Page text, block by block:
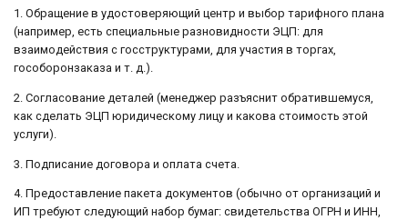
1. Обращение в удостоверяющий центр и выбор тарифного плана
(например, есть специальные разновидности ЭЦП: для
взаимодействия с госструктурами, для участия в торгах,
гособоронзаказа и т. д.).
2. Согласование деталей (менеджер разъяснит обратившемуся,
как сделать ЭЦП юридическому лицу и какова стоимость этой
услуги).
3. Подписание договора и оплата счета.
4. Предоставление пакета документов (обычно от организаций и
ИП требуют следующий набор бумаг: свидетельства ОГРН и ИНН,